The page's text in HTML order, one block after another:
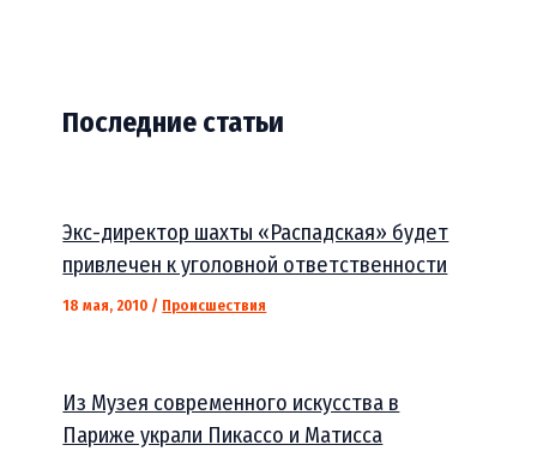
Последние статьи
Экс-директор шахты «Распадская» будет
привлечен к уголовной ответственности
18 мая, 2010 / Происшествия
Из Музея современного искусства в
Париже украли Пикассо и Матисса